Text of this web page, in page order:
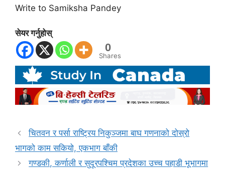
Write to Samiksha Pandey
सेयर गर्नुहोस्
0
Shares
चितवन र पर्सा राष्ट्रिय निकुञ्जमा बाघ गणनाको दोस्रो
भागको काम सकियो, एकभाग बाँकी
गण्डकी, कर्णाली र सुदूरपश्चिम प्रदेशका उच्च पहाडी भूभागमा